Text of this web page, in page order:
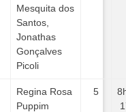
Mesquita dos
Santos,
Jonathas
Gonçalves
Picoli
Regina Rosa
Puppim
5